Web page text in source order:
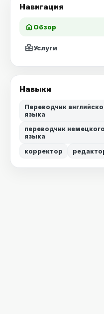
Навигация
home Обзор
business_centerУслуги
Навыки
Переводчик
языка
переводчик немецкого
языка
корректор